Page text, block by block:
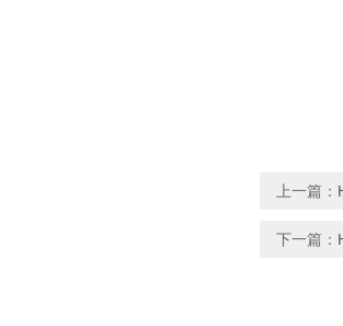
上一篇：
下一篇：